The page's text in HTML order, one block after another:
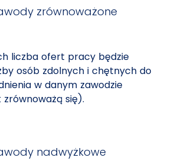
zrównoważone
liczba ofert pracy będzie
osób zdolnych i chętnych do
w danym zawodzie
się).
nadwyżkowe